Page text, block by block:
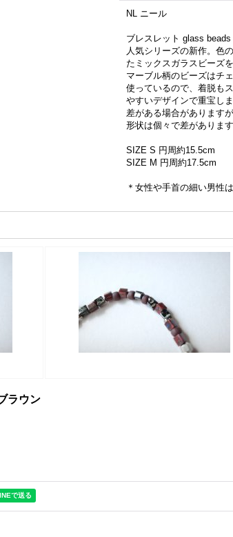
NL ニール
ブレスレット glass
人気シリーズの新作。色
たミックスガラスビーズ
マーブル柄のビーズはチ
使っているので、着脱も
やすいデザインで重宝し
差がある場合があります
形状は個々で差があります
SIZE S 円周約15.5cm
SIZE M 円周約17.5cm
＊女性や手首の細い男性
ラウン